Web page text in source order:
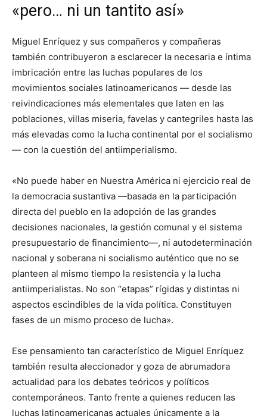
«pero… ni un tantito así»
Miguel Enríquez y sus compañeros y compañeras
también contribuyeron a esclarecer la necesaria e íntima
imbricación entre las luchas populares de los
movimientos sociales latinoamericanos — desde las
reivindicaciones más elementales que laten en las
poblaciones, villas miseria, favelas y cantegriles hasta las
más elevadas como la lucha continental por el socialismo
— con la cuestión del antiimperialismo.
«No puede haber en Nuestra América ni ejercicio real de
la democracia sustantiva —basada en la participación
directa del pueblo en la adopción de las grandes
decisiones nacionales, la gestión comunal y el sistema
presupuestario de financimiento—, ni autodeterminación
nacional y soberana ni socialismo auténtico que no se
planteen al mismo tiempo la resistencia y la lucha
antiimperialistas. No son “etapas” rígidas y distintas ni
aspectos escindibles de la vida política. Constituyen
fases de un mismo proceso de lucha».
Ese pensamiento tan característico de Miguel Enríquez
también resulta aleccionador y goza de abrumadora
actualidad para los debates teóricos y políticos
contemporáneos. Tanto frente a quienes reducen las
luchas latinoamericanas actuales únicamente a la